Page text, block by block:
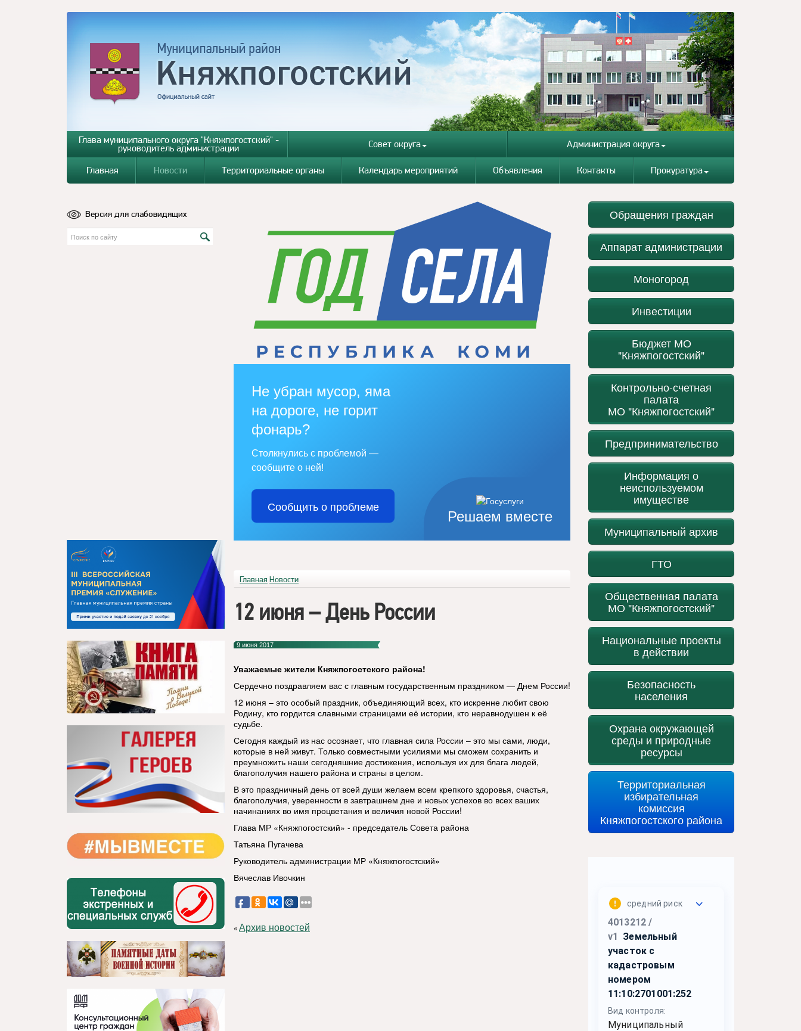
Глава муниципального округа "Княжпогостский" -
руководитель администрации Совет округа Администрация округа
Главная Новости Территориальные органы Календарь мероприятий Объявления Контакты Прокуратура
Версия для слабовидящих
Решаем вместе
Не убран мусор, яма
на дороге, не горит
фонарь?
Столкнулись с проблемой —
сообщите о ней!
Сообщить о проблеме
Главная Новости
12 июня – День России
9 июня 2017
Уважаемые жители Княжпогостского района!
Сердечно поздравляем вас с главным государственным праздником — Днем России!
12 июня – это особый праздник, объединяющий всех, кто искренне любит свою
Родину, кто гордится славными страницами её истории, кто неравнодушен к её
судьбе.
Сегодня каждый из нас осознает, что главная сила России – это мы сами, люди,
которые в ней живут. Только совместными усилиями мы сможем сохранить и
преумножить наши сегодняшние достижения, используя их для блага людей,
благополучия нашего района и страны в целом.
В это праздничный день от всей души желаем всем крепкого здоровья, счастья,
благополучия, уверенности в завтрашнем дне и новых успехов во всех ваших
начинаниях во имя процветания и величия новой России!
Глава МР «Княжпогостский» - председатель Совета района
Татьяна Пугачева
Руководитель администрации МР «Княжпогостский»
Вячеслав Ивочкин
«Архив новостей
Обращения граждан
Аппарат администрации
Моногород
Инвестиции
Бюджет МО
"Княжпогостский"
Контрольно-счетная
палата
МО "Княжпогостский"
Предпринимательство
Информация о
неиспользуемом
имуществе
Муниципальный архив
ГТО
Общественная палата
МО "Княжпогостский"
Национальные проекты
в действии
Безопасность
населения
Охрана окружающей
среды и природные
ресурсы
Территориальная
избирательная
комиссия
Княжпогостского района